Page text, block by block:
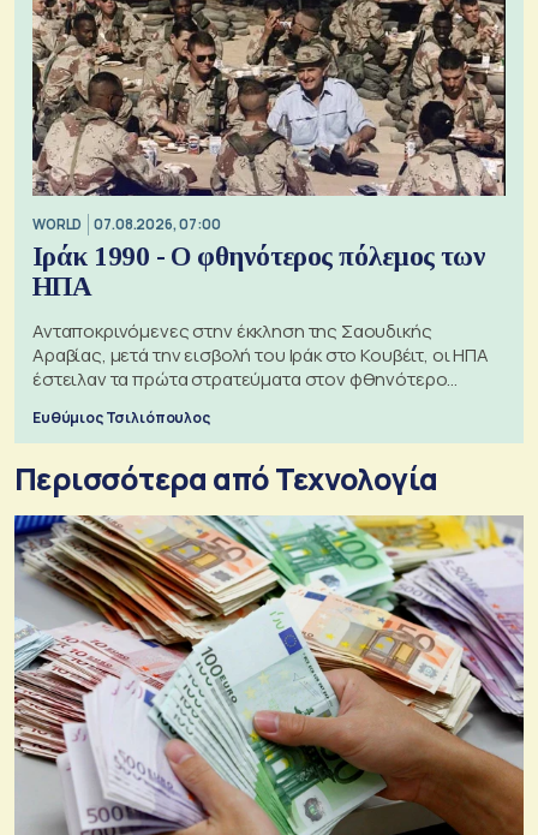
WORLD 07.08.2026, 07:00
Ιράκ 1990 - Ο φθηνότερος πόλεμος των
ΗΠΑ
Ανταποκρινόμενες στην έκκληση της Σαουδικής
Αραβίας, μετά την εισβολή του Ιράκ στο Κουβέιτ, οι ΗΠΑ
έστειλαν τα πρώτα στρατεύματα στον φθηνότερο
Ευθύμιος Τσιλιόπουλος
Περισσότερα από Τεχνολογία